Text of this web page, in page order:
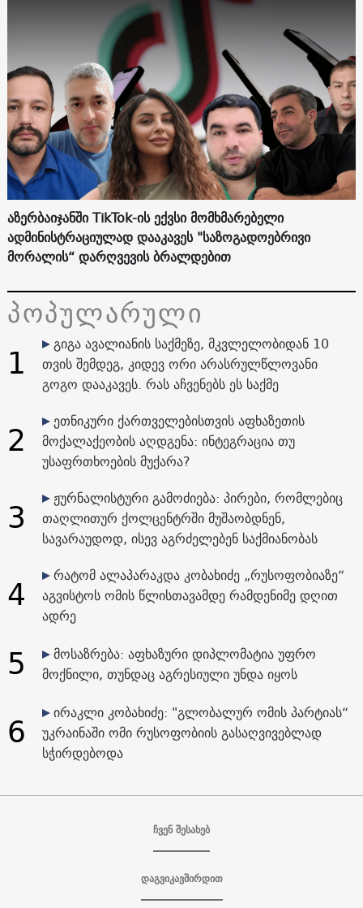
აზერბაიჯანში TikTok-ის ექვსი მომხმარებელი
ადმინისტრაციულად დააკავეს "საზოგადოებრივი
მორალის“ დარღვევის ბრალდებით
პოპულარული
1
გიგა ავალიანის საქმეზე, მკვლელობიდან 10
თვის შემდეგ, კიდევ ორი არასრულწლოვანი
გოგო დააკავეს. რას აჩვენებს ეს საქმე
2
ეთნიკური ქართველებისთვის აფხაზეთის
მოქალაქეობის აღდგენა: ინტეგრაცია თუ
უსაფრთხოების მუქარა?
3
ჟურნალისტური გამოძიება: პირები, რომლებიც
თაღლითურ ქოლცენტრში მუშაობდნენ,
სავარაუდოდ, ისევ აგრძელებენ საქმიანობას
4
რატომ ალაპარაკდა კობახიძე „რუსოფობიაზე“
აგვისტოს ომის წლისთავამდე რამდენიმე დღით
ადრე
5
მოსაზრება: აფხაზური დიპლომატია უფრო
მოქნილი, თუნდაც აგრესიული უნდა იყოს
6
ირაკლი კობახიძე: "გლობალურ ომის პარტიას“
უკრაინაში ომი რუსოფობიის გასაღვივებლად
სჭირდებოდა
ჩვენ შესახებ
დაგვიკავშირდით